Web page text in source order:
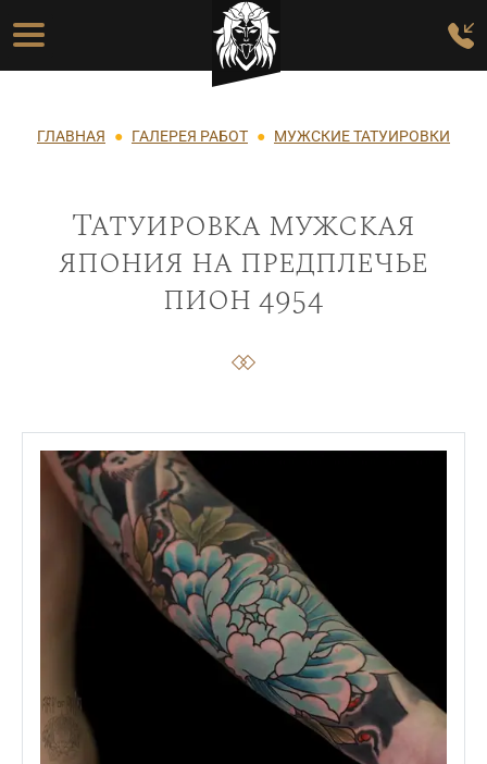
Перейти к основному содержанию
Основная навигация
Строка навигации
ГЛАВНАЯ ГАЛЕРЕЯ РАБОТ МУЖСКИЕ ТАТУИРОВКИ
Татуировка мужская
япония на предплечье
пион 4954